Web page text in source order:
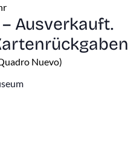
Ausverkauft.
Nuevo)